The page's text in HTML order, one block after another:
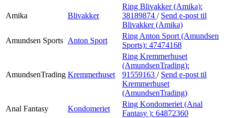
Amika Blivakker
Ring Blivakker (Amika):
38189874 / Send e-post til
Blivakker (Amika)
Amundsen Sports Anton Sport
Ring Anton Sport (Amundsen
Sports): 47474168
AmundsenTrading Kremmerhuset
Ring Kremmerhuset
(AmundsenTrading):
91559163 / Send e-post til
Kremmerhuset
(AmundsenTrading)
Anal Fantasy
Kondomeriet
Ring Kondomeriet (Anal
Fantasy ): 64872360